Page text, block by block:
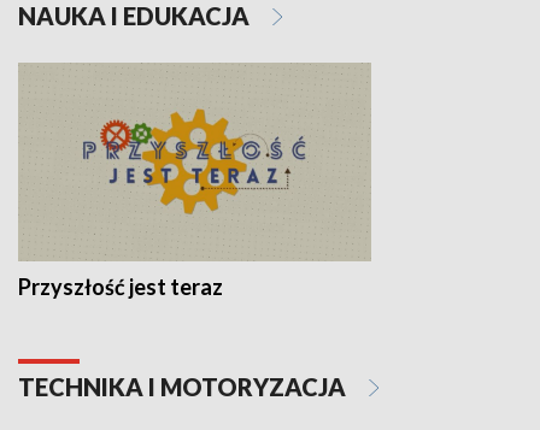
NAUKA I EDUKACJA
Przyszłość jest teraz
TECHNIKA I MOTORYZACJA